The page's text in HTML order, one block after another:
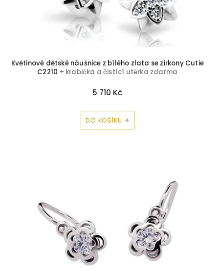
Květinové dětské náušnice z bílého zlata se zirkony Cutie
C2210 + krabička a čistící utěrka zdarma
5 710 Kč
DO KOŠÍKU